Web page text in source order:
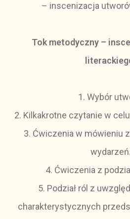
– inscenizacja
Tok metodyczny –
1. Wybór
2. Kilkakrotne czytanie w
3. Ćwiczenia w mówieniu
wydarzeń.
4. Ćwiczenia z
5. Podział ról z
charakterystycznych